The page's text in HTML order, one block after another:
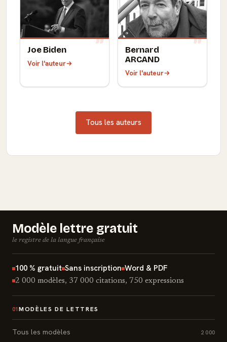
Joe Biden
Voir l'auteur
Bernard
ARCAND
Voir l'auteur
Tous les auteurs
Modèle lettre gratuit
le registre de la langue française
100 % gratuit Sans inscription Word & PDF
2 000 modèles, 37 000 citations, 750 expressions
01 MODÈLES DE LETTRES
Tous les modèles 2 000